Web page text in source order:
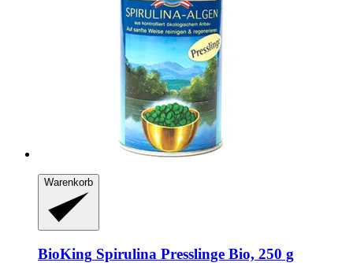
Warenkorb
BioKing Spirulina Presslinge Bio, 250 g